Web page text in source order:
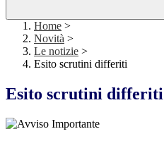
Home >
Novità >
Le notizie >
Esito scrutini differiti
Esito scrutini differiti